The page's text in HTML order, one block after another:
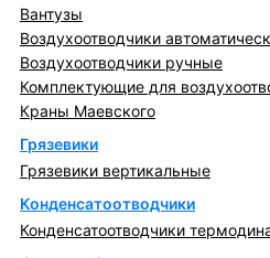
Вантузы
Воздухоотводчики
Воздухоотводчики ручные
Комплектующие для
Краны Маевского
Грязевики
Грязевики вертикальные
Конденсатоотводчики
Конденсатоотводчики